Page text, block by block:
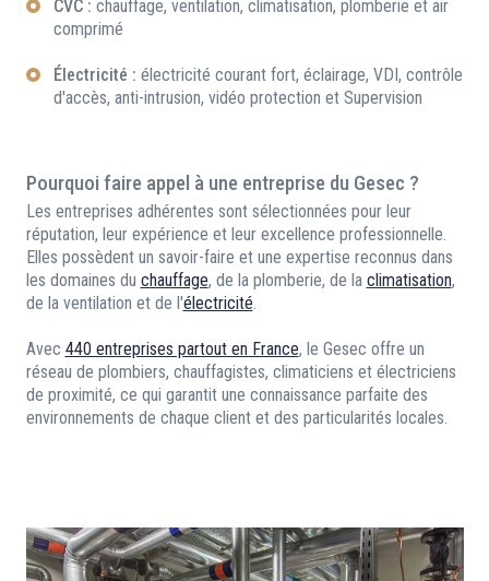
CVC : chauffage, ventilation, climatisation, plomberie et air
comprimé
Électricité : électricité courant fort, éclairage, VDI, contrôle
d'accès, anti-intrusion, vidéo protection et Supervision
Pourquoi faire appel à une entreprise du Gesec ?
Les entreprises adhérentes sont sélectionnées pour leur
réputation, leur expérience et leur excellence professionnelle.
Elles possèdent un savoir-faire et une expertise reconnus dans
les domaines du chauffage, de la plomberie, de la climatisation,
de la ventilation et de l'électricité.
Avec 440 entreprises partout en France, le Gesec offre un
réseau de plombiers, chauffagistes, climaticiens et électriciens
de proximité, ce qui garantit une connaissance parfaite des
environnements de chaque client et des particularités locales.